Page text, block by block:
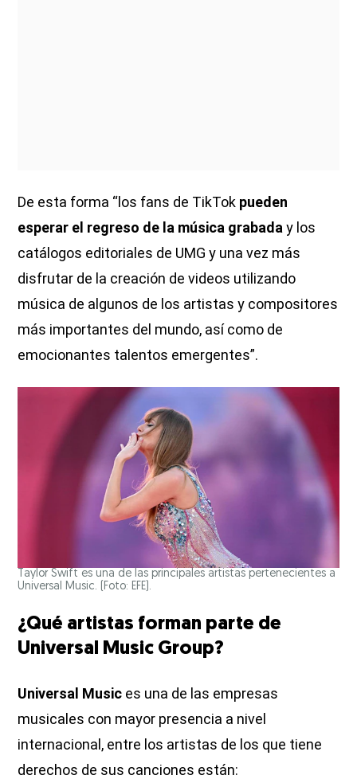
De esta forma “los fans de TikTok pueden
esperar el regreso de la música grabaday los
catálogos editoriales de UMG y una vez más
disfrutar de la creación de videos utilizando
música de algunos de los artistas y compositores
más importantes del mundo, así como de
emocionantes talentos emergentes”.
Taylor Swift es una de las principales artistas pertenecientes a
Universal Music. (Foto: EFE).
¿Qué artistas forman parte de
Universal Music Group?
Universal Music es una de las empresas
musicales con mayor presencia a nivel
internacional, entre los artistas de los que tiene
derechos de sus canciones están: